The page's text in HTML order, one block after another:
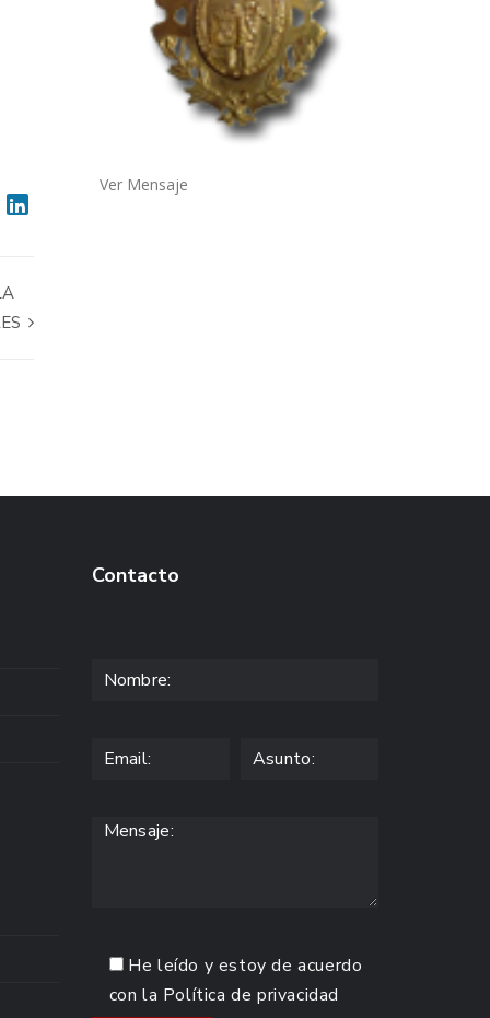
Ver Mensaje
Contacto
He leído y estoy de acuerdo
con la Política de privacidad